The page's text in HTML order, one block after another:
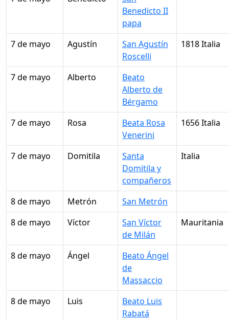
Benedicto II
papa
7 de mayo
Agustín
San Agustín
Roscelli
1818 Italia
7 de mayo Alberto
Beato
Alberto de
Bérgamo
7 de mayo
Rosa
Beata Rosa
Venerini
1656 Italia
7 de mayo Domitila
Santa
Domitila y
compañeros
Italia
8 de mayo Metrón
San Metrón
8 de mayo
Víctor
San Víctor
de Milán
Mauritania
8 de mayo Ángel
Beato Ángel
de
Massaccio
8 de mayo
Luis
Beato Luis
Rabatá